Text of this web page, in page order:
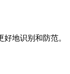
地识别和防范。